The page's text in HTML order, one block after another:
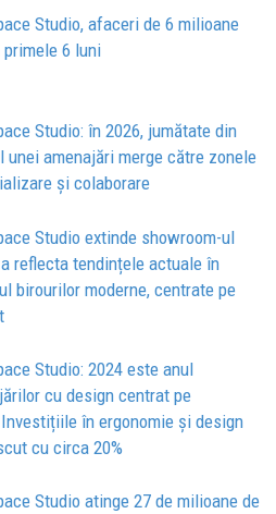
Studio, afaceri de 6 milioane
primele 6 luni
Studio: în 2026, jumătate din
unei amenajări merge către zonele
și colaborare
Studio extinde showroom-ul
reflecta tendințele actuale în
birourilor moderne, centrate pe
Studio: 2024 este anul
cu design centrat pe
în ergonomie și design
cu circa 20%
Studio atinge 27 de milioane de